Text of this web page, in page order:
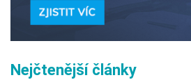
Nejčtenější články